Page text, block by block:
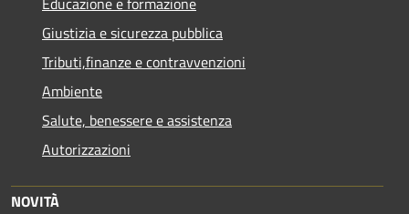
Giustizia e sicurezza pubblica
Tributi,finanze e contravvenzioni
Ambiente
Salute, benessere e assistenza
Autorizzazioni
NOVITÀ